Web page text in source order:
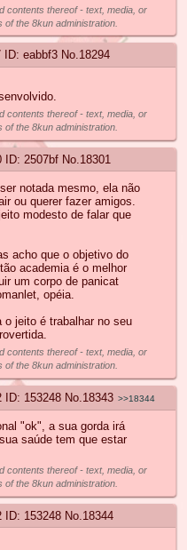
contents thereof - text, media, or
the 8kun administration.
eabbf3 No.18294
contents thereof - text, media, or
the 8kun administration.
2507bf No. 18301
notada mesmo, ela não
ou querer fazer amigos.
modesto de falar que
acho que o objetivo do
academia é o melhor
um corpo de panicat
opéia.
o jeito é trabalhar no seu
contents thereof - text, media, or
the 8kun administration.
153248 No. 18343 >>18344
"ok", a sua gorda irá
saúde tem que estar
contents thereof - text, media, or
the 8kun administration.
153248 No. 18344